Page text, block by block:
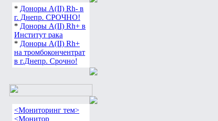
* Доноры А(ІІ) Rh- в
г. Днепр. СРОЧНО!
* Доноры А(ІІ) Rh+ в
Институт рака
* Доноры А(ІІ) Rh+
на тромбокончентрат
в г.Днепр. Срочно!
<Мониторинг тем>
<Монитор